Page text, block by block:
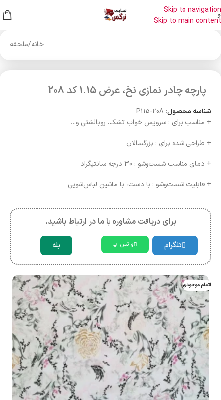
Skip to navigation
Skip to main content
خانه/ملحفه
پارچه چادر نمازی نخ، عرض 1.15 کد 208
شناسه محصول: P115-208
+ مناسب برای : سرویس خواب تشک، روبالشتی و…
+ طراحی شده برای : بزرگسالان
+ دمای مناسب شست‌وشو : 30 درجه سانتیگراد
+ قابلیت شست‌وشو : با دست، با ماشین لباس‌شویی
برای دریافت مشاوره با ما در ارتباط باشید.
تلگرام واتس اپ بله
اتمام موجودی